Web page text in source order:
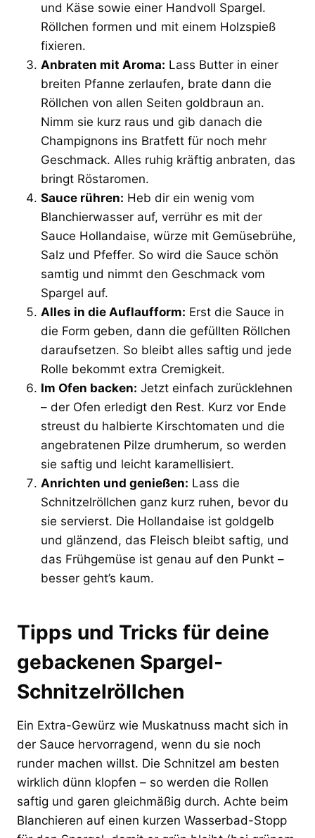
und Käse sowie einer Handvoll Spargel.
Röllchen formen und mit einem Holzspieß
fixieren.
Anbraten mit Aroma: Lass Butter in einer
breiten Pfanne zerlaufen, brate dann die
Röllchen von allen Seiten goldbraun an.
Nimm sie kurz raus und gib danach die
Champignons ins Bratfett für noch mehr
Geschmack. Alles ruhig kräftig anbraten, das
bringt Röstaromen.
Sauce rühren: Heb dir ein wenig vom
Blanchierwasser auf, verrühr es mit der
Sauce Hollandaise, würze mit Gemüsebrühe,
Salz und Pfeffer. So wird die Sauce schön
samtig und nimmt den Geschmack vom
Spargel auf.
Alles in die Auflaufform: Erst die Sauce in
die Form geben, dann die gefüllten Röllchen
daraufsetzen. So bleibt alles saftig und jede
Rolle bekommt extra Cremigkeit.
Im Ofen backen: Jetzt einfach zurücklehnen
– der Ofen erledigt den Rest. Kurz vor Ende
streust du halbierte Kirschtomaten und die
angebratenen Pilze drumherum, so werden
sie saftig und leicht karamellisiert.
Anrichten und genießen: Lass die
Schnitzelröllchen ganz kurz ruhen, bevor du
sie servierst. Die Hollandaise ist goldgelb
und glänzend, das Fleisch bleibt saftig, und
das Frühgemüse ist genau auf den Punkt –
besser geht’s kaum.
Tipps und Tricks für deine
gebackenen Spargel-
Schnitzelröllchen
Ein Extra-Gewürz wie Muskatnuss macht sich in
der Sauce hervorragend, wenn du sie noch
runder machen willst. Die Schnitzel am besten
wirklich dünn klopfen – so werden die Rollen
saftig und garen gleichmäßig durch. Achte beim
Blanchieren auf einen kurzen Wasserbad-Stopp